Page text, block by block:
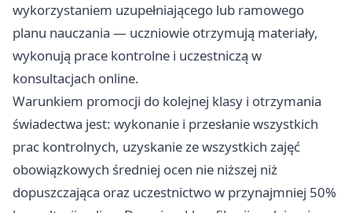
wykorzystaniem uzupełniającego lub ramowego
planu nauczania — uczniowie otrzymują materiały,
wykonują prace kontrolne i uczestniczą w
konsultacjach online.
Warunkiem promocji do kolejnej klasy i otrzymania
świadectwa jest: wykonanie i przesłanie wszystkich
prac kontrolnych, uzyskanie ze wszystkich zajęć
obowiązkowych średniej ocen nie niższej niż
dopuszczająca oraz uczestnictwo w przynajmniej 50%